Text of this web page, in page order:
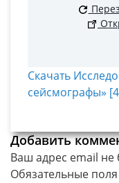
Скачать
сейсмографы»
Добавить
Ваш адрес email не
Обязательные